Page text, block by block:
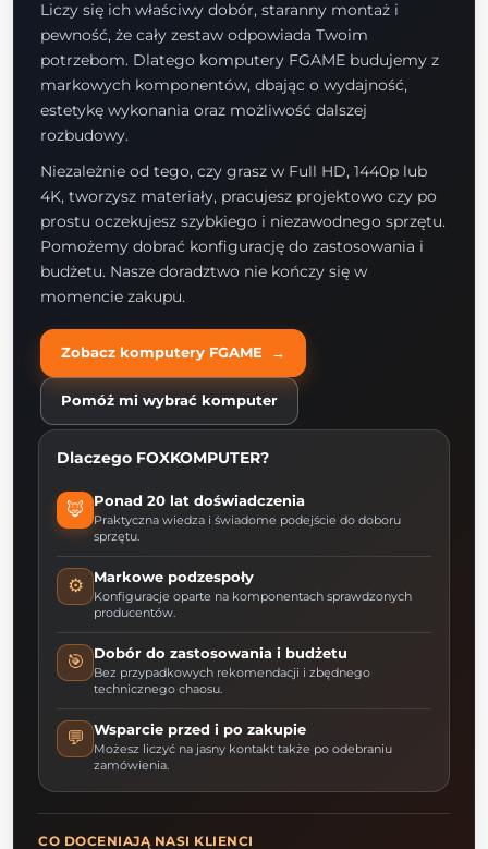
Liczy się ich właściwy dobór, staranny montaż i
pewność, że cały zestaw odpowiada Twoim
potrzebom. Dlatego komputery FGAME budujemy z
markowych komponentów, dbając o wydajność,
estetykę wykonania oraz możliwość dalszej
rozbudowy.
Niezależnie od tego, czy grasz w Full HD, 1440p lub
4K, tworzysz materiały, pracujesz projektowo czy po
prostu oczekujesz szybkiego i niezawodnego sprzętu.
Pomożemy dobrać konfigurację do zastosowania i
budżetu. Nasze doradztwo nie kończy się w
momencie zakupu.
Zobacz komputery FGAME →
Pomóż mi wybrać komputer
Dlaczego FOXKOMPUTER?
🦊 Ponad 20 lat doświadczenia
Praktyczna wiedza i świadome podejście do doboru
sprzętu.
⚙️ Markowe podzespoły
Konfiguracje oparte na komponentach sprawdzonych
producentów.
🎯 Dobór do zastosowania i budżetu
Bez przypadkowych rekomendacji i zbędnego
technicznego chaosu.
💬 Wsparcie przed i po zakupie
Możesz liczyć na jasny kontakt także po odebraniu
zamówienia.
CO DOCENIAJĄ NASI KLIENCI